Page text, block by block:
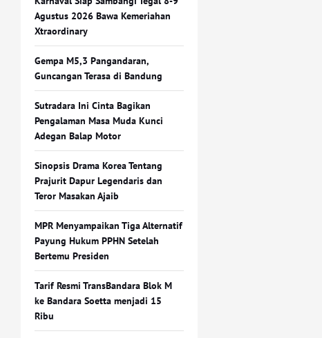
Agustus 2026 Bawa Kemeriahan
Xtraordinary
Gempa M5,3 Pangandaran,
Guncangan Terasa di Bandung
Sutradara Ini Cinta Bagikan
Pengalaman Masa Muda Kunci
Adegan Balap Motor
Sinopsis Drama Korea Tentang
Prajurit Dapur Legendaris dan
Teror Masakan Ajaib
MPR Menyampaikan Tiga Alternatif
Payung Hukum PPHN Setelah
Bertemu Presiden
Tarif Resmi TransBandara Blok M
ke Bandara Soetta menjadi 15
Ribu